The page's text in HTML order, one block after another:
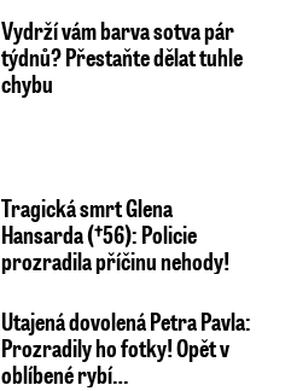
Vydrží vám barva sotva pár
týdnů? Přestaňte dělat tuhle
chybu
Tragická smrt Glena
Hansarda (†56): Policie
prozradila příčinu nehody!
Utajená dovolená Petra Pavla:
Prozradily ho fotky! Opět v
oblíbené rybí…